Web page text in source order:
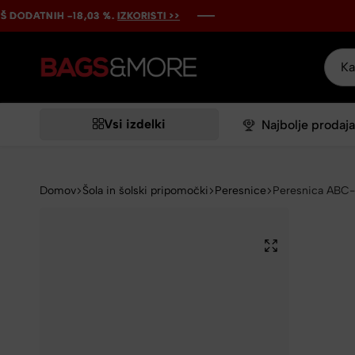
-18,03 %.IZKORISTI >>
-18,03 %.IZKORISTI >>
-18,03 %.IZKORISTI >>
-18,03 %.IZKORISTI >>
-18,03 %.IZKORISTI >>
Vsi izdelki Najbolje
Domov Šola in šolski pripomočki Peresnice Peresnica